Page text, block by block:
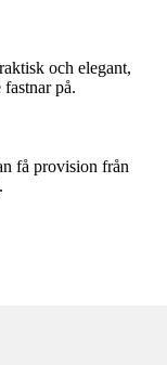
och elegant,
på.
få provision från